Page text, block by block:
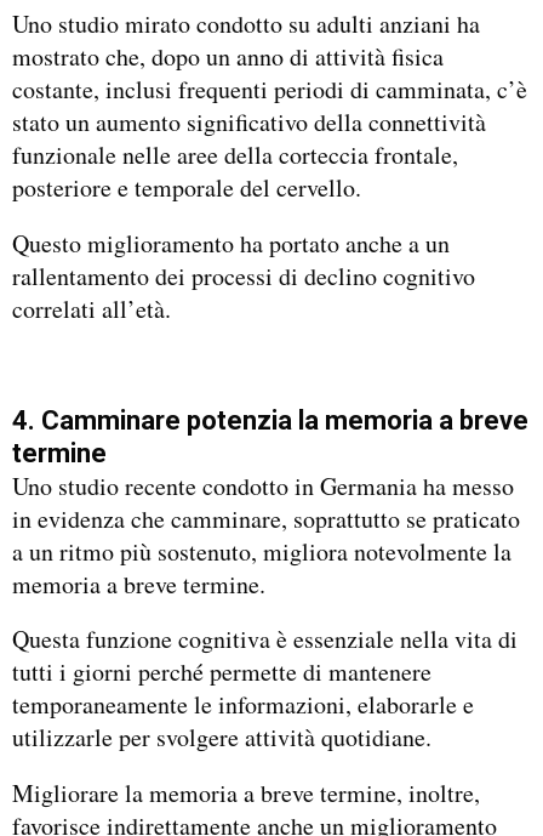
Uno studio mirato condotto su adulti anziani ha
mostrato che, dopo un anno di attività fisica
costante, inclusi frequenti periodi di camminata, c’è
stato un aumento significativo della connettività
funzionale nelle aree della corteccia frontale,
posteriore e temporale del cervello.
Questo miglioramento ha portato anche a un
rallentamento dei processi di declino cognitivo
correlati all’età.
4. Camminare potenzia la memoria a breve
termine
Uno studio recente condotto in Germania ha messo
in evidenza che camminare, soprattutto se praticato
a un ritmo più sostenuto, migliora notevolmente la
memoria a breve termine.
Questa funzione cognitiva è essenziale nella vita di
tutti i giorni perché permette di mantenere
temporaneamente le informazioni, elaborarle e
utilizzarle per svolgere attività quotidiane.
Migliorare la memoria a breve termine, inoltre,
favorisce indirettamente anche un miglioramento